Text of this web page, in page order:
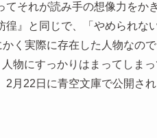
それが読み手の想像力をか
』と同じで、「やめられな
く実際に存在した人物なの
物にすっかりはまってしま
2月22日に青空文庫で公開さ